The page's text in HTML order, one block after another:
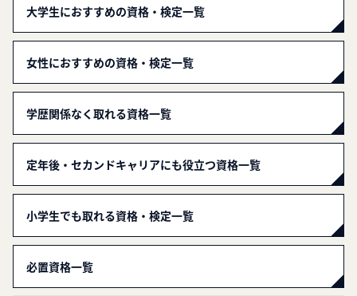
大学生におすすめの資格・検定一覧
女性におすすめの資格・検定一覧
学歴関係なく取れる資格一覧
定年後・セカンドキャリアにも役立つ資格一覧
小学生でも取れる資格・検定一覧
必置資格一覧